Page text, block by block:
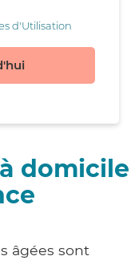
d'Utilisation
domicile
âgées sont